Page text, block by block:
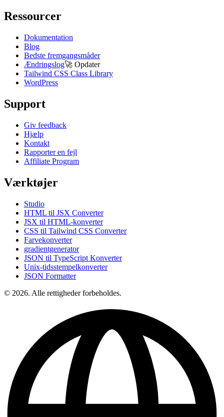
Ressourcer
Dokumentation
Blog
Bedste fremgangsmåder
Ændringslog🚀 Opdater
Tailwind CSS Class Library
WordPress
Support
Giv feedback
Hjælp
Kontakt
Rapporter en fejl
Affiliate Program
Værktøjer
Studio
HTML til JSX Converter
JSX til HTML-konverter
CSS til Tailwind CSS Converter
Farvekonverter
gradientgenerator
JSON til TypeScript Konverter
Unix-tidsstempelkonverter
JSON Formatter
© 2026. Alle rettigheder forbeholdes.